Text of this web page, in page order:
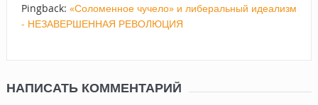
Pingback: «Соломенное чучело» и либеральный идеализм
- НЕЗАВЕРШЕННАЯ РЕВОЛЮЦИЯ
НАПИСАТЬ КОММЕНТАРИЙ